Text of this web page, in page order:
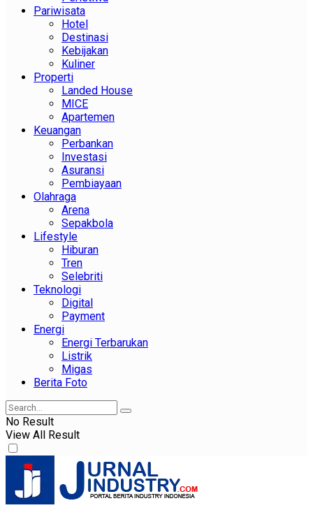
Pariwisata
Hotel
Destinasi
Kebijakan
Kuliner
Properti
Landed House
MICE
Apartemen
Keuangan
Perbankan
Investasi
Asuransi
Pembiayaan
Olahraga
Arena
Sepakbola
Lifestyle
Hiburan
Tren
Selebriti
Teknologi
Digital
Payment
Energi
Energi Terbarukan
Listrik
Migas
Berita Foto
No Result
View All Result